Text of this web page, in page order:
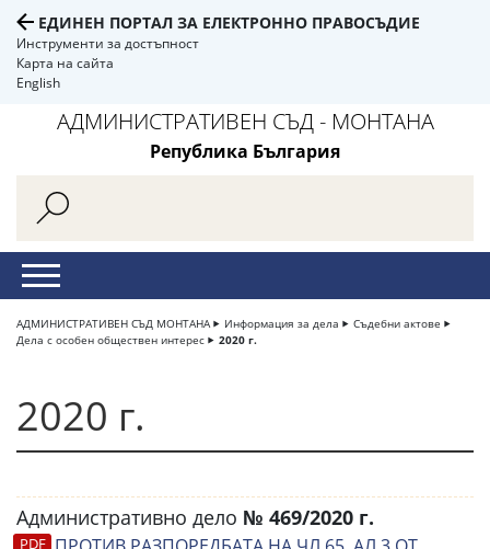
ЕДИНЕН ПОРТАЛ ЗА ЕЛЕКТРОННО ПРАВОСЪДИЕ
Инструменти за достъпност
Карта на сайта
English
АДМИНИСТРАТИВЕН СЪД - МОНТАНА
Република България
АДМИНИСТРАТИВЕН СЪД МОНТАНА Информация за дела
Съдебни актове
Дела с особен обществен интерес
2020 г.
2020 г.
Административно дело № 469/2020 г.